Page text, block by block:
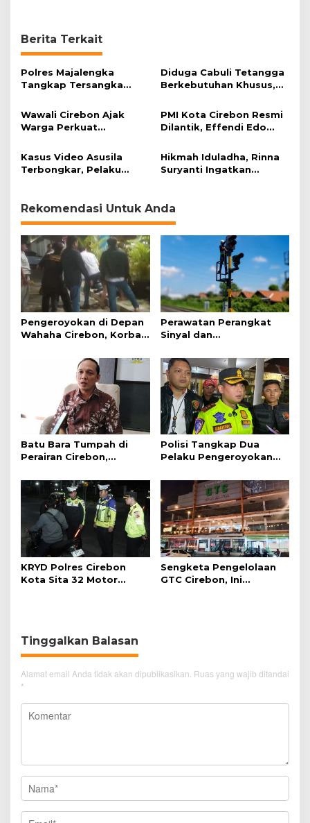
Berita Terkait
Polres Majalengka
Tangkap Tersangka
terhadap Anak
Diduga Cabuli Tetangga
Berkebutuhan Khusus,
Wawali Cirebon Ajak
Warga Perkuat
Momentum Harjad ke-
599
PMI Kota Cirebon Resmi
Dilantik, Effendi Edo
Bencana
Kasus Video Asusila
Terbongkar, Pelaku
Hikmah Iduladha, Rinna
Suryanti Ingatkan
Rekomendasi Untuk Anda
Pengeroyokan di Depan
Wahaha Cirebon, Korban
Perawatan Perangkat
Sinyal dan
Perjalanan Kereta Api
Batu Bara Tumpah di
Perairan Cirebon,
Hijau
Polisi Tangkap Dua
Pelaku Pengeroyokan
KRYD Polres Cirebon
Kota Sita 32 Motor
Sengketa Pengelolaan
GTC Cirebon, Ini
Tinggalkan Balasan
Alamat email Anda tidak akan dipublikasikan. Ruas yang wajib ditandai
*